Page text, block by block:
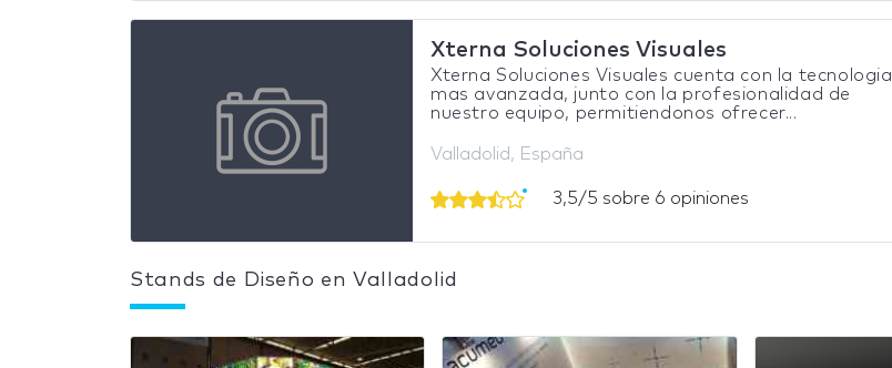
Xterna Soluciones Visuales
Xterna Soluciones Visuales cuenta con la tecnologia
mas avanzada, junto con la profesionalidad de
nuestro equipo, permitiendonos ofrecer...
Valladolid, España
3,5/5 sobre 6 opiniones
Stands de Diseño en Valladolid